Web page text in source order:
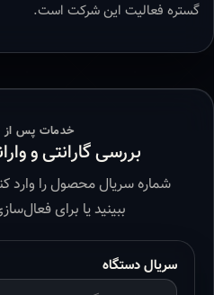
گستره فعالیت این شرکت است.
خدمات پس
بررسی گارانتی و
شماره سریال محصول را وارد
ببینید یا برای
سریال دستگاه